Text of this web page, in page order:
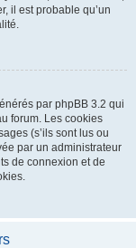
il est probable qu’un
par phpBB 3.2 qui
forum. Les cookies
(s’ils sont lus ou
par un administrateur
de connexion et de